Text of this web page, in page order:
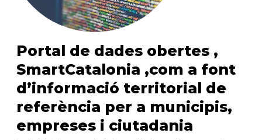
Portal de dades obertes ,
SmartCatalonia ,com a font
d’informació territorial de
referència per a municipis,
empreses i ciutadania